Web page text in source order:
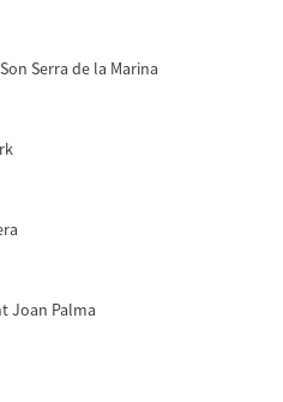
Serra de la Marina
Joan Palma